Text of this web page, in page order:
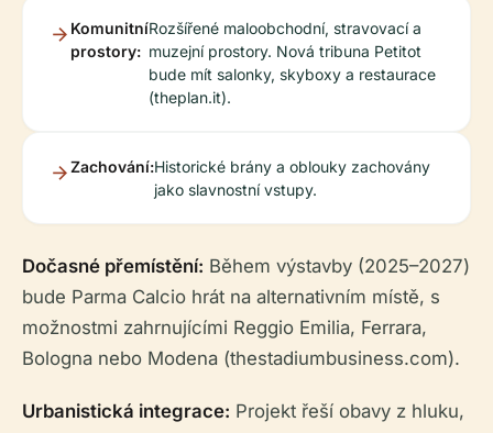
Komunitní
prostory:
Rozšířené maloobchodní, stravovací a
muzejní prostory. Nová tribuna Petitot
bude mít salonky, skyboxy a restaurace
(theplan.it).
Zachování:Historické brány a oblouky zachovány
jako slavnostní vstupy.
Dočasné přemístění: Během výstavby (2025–2027)
bude Parma Calcio hrát na alternativním místě, s
možnostmi zahrnujícími Reggio Emilia, Ferrara,
Bologna nebo Modena (thestadiumbusiness.com).
Urbanistická integrace: Projekt řeší obavy z hluku,